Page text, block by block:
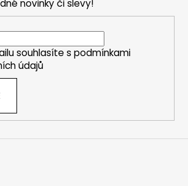
novinky či slevy!
souhlasíte s podmínkami
údajů